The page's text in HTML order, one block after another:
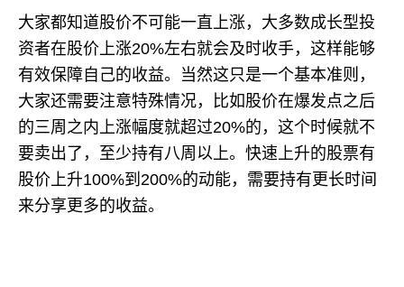
大家都知道股价不可能一直上涨，大多数成长型投
资者在股价上涨20%左右就会及时收手，这样能够
有效保障自己的收益。当然这只是一个基本准则，
大家还需要注意特殊情况，比如股价在爆发点之后
的三周之内上涨幅度就超过20%的，这个时候就不
要卖出了，至少持有八周以上。快速上升的股票有
股价上升100%到200%的动能，需要持有更长时间
来分享更多的收益。